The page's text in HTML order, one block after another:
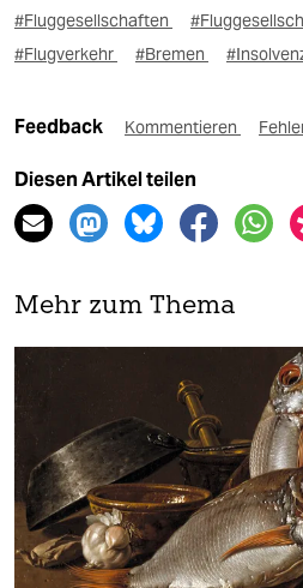
#Fluggesellschaften
#Flugverkehr
#Bremen
Feedback Kommentieren
Diesen Artikel teilen
Mehr zum Thema